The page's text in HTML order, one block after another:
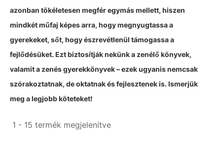
azonban tökéletesen megfér egymás mellett, hiszen
mindkét műfaj képes arra, hogy megnyugtassa a
gyerekeket, sőt, hogy észrevétlenül támogassa a
fejlődésüket. Ezt biztosítják nekünk a zenélő könyvek,
valamit a zenés gyerekkönyvek – ezek ugyanis nemcsak
szórakoztatnak, de oktatnak és fejlesztenek is. Ismerjük
meg a legjobb köteteket!
1 - 15 termék megjelenítve